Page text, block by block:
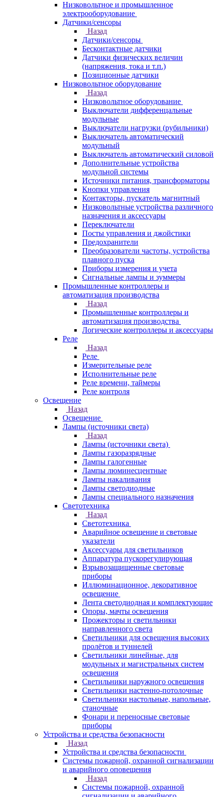
Низковольтное и промышленное
электрооборудование
Датчики/сенсоры
Назад
Датчики/сенсоры
Бесконтактные датчики
Датчики физических величин
(напряжения, тока и т.п.)
Позиционные датчики
Низковольтное оборудование
Назад
Низковольтное оборудование
Выключатели дифференцальные
модульные
Выключатели нагрузки (рубильники)
Выключатель автоматический
модульный
Выключатель автоматический силовой
Дополнительные устройства
модульной системы
Источники питания, трансформаторы
Кнопки управления
Контакторы, пускатель магнитный
Низковольтные устройства различного
назначения и аксессуары
Переключатели
Посты управления и джойстики
Предохранители
Преобразователи частоты, устройства
плавного пуска
Приборы измерения и учета
Сигнальные лампы и зуммеры
Промышленные контроллеры и
автоматизация производства
Назад
Промышленные контроллеры и
автоматизация производства
Логические контроллеры и аксессуары
Реле
Назад
Реле
Измерительные реле
Исполнительные реле
Реле времени, таймеры
Реле контроля
Освещение
Назад
Освещение
Лампы (источники света)
Назад
Лампы (источники света)
Лампы газоразрядные
Лампы галогенные
Лампы люминесцентные
Лампы накаливания
Лампы светодиодные
Лампы специального назначения
Светотехника
Назад
Светотехника
Аварийное освещение и световые
указатели
Аксессуары для светильников
Аппаратура пускорегулирующая
Взрывозащищенные световые
приборы
Иллюминационное, декоративное
освещение
Лента светодиодная и комплектующие
Опоры, мачты освещения
Прожекторы и светильники
направленного света
Светильники для освещения высоких
пролётов и туннелей
Светильники линейные, для
модульных и магистральных систем
освещения
Светильники наружного освещения
Светильники настенно-потолочные
Светильники настольные, напольные,
станочные
Фонари и переносные световые
приборы
Устройства и средства безопасности
Назад
Устройства и средства безопасности
Системы пожарной, охранной сигнализации
и аварийного оповещения
Назад
Системы пожарной, охранной